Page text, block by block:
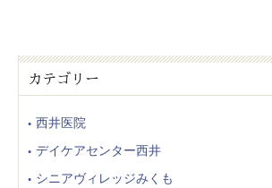
カテゴリー
西井医院
デイケアセンター西井
シニアヴィレッジみくも